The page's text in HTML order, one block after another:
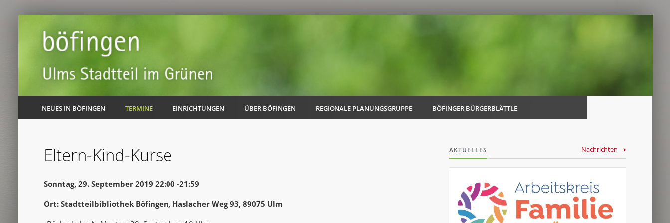
NEUES IN BÖFINGEN TERMINE EINRICHTUNGEN ÜBER BÖFINGEN REGIONALE PLANUNGSGRUPPE BÖFINGER BÜRGERBLÄTTLE
Eltern-Kind-Kurse
Sonntag, 29. September 2019 22:00 -21:59
Ort: Stadtteilbibliothek Böfingen, Haslacher Weg 93, 89075 Ulm
AKTUELLES Nachrichten